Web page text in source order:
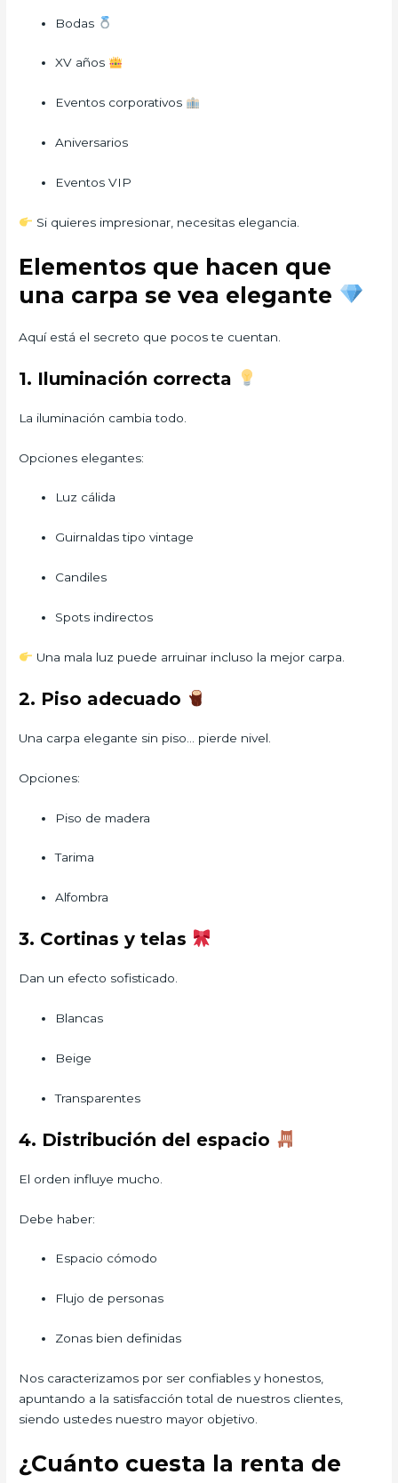
Bodas
XV años
Eventos corporativos
Aniversarios
Eventos VIP
Si quieres impresionar, necesitas elegancia.
Elementos que hacen que
una carpa se vea elegante
Aquí está el secreto que pocos te cuentan.
1. Iluminación correcta
La iluminación cambia todo.
Opciones elegantes:
Luz cálida
Guirnaldas tipo vintage
Candiles
Spots indirectos
Una mala luz puede arruinar incluso la mejor carpa.
2. Piso adecuado
Una carpa elegante sin piso… pierde nivel.
Opciones:
Piso de madera
Tarima
Alfombra
3. Cortinas y telas
Dan un efecto sofisticado.
Blancas
Beige
Transparentes
4. Distribución del espacio
El orden influye mucho.
Debe haber:
Espacio cómodo
Flujo de personas
Zonas bien definidas
Nos caracterizamos por ser confiables y honestos,
apuntando a la satisfacción total de nuestros clientes,
siendo ustedes nuestro mayor objetivo.
¿Cuánto cuesta la renta de